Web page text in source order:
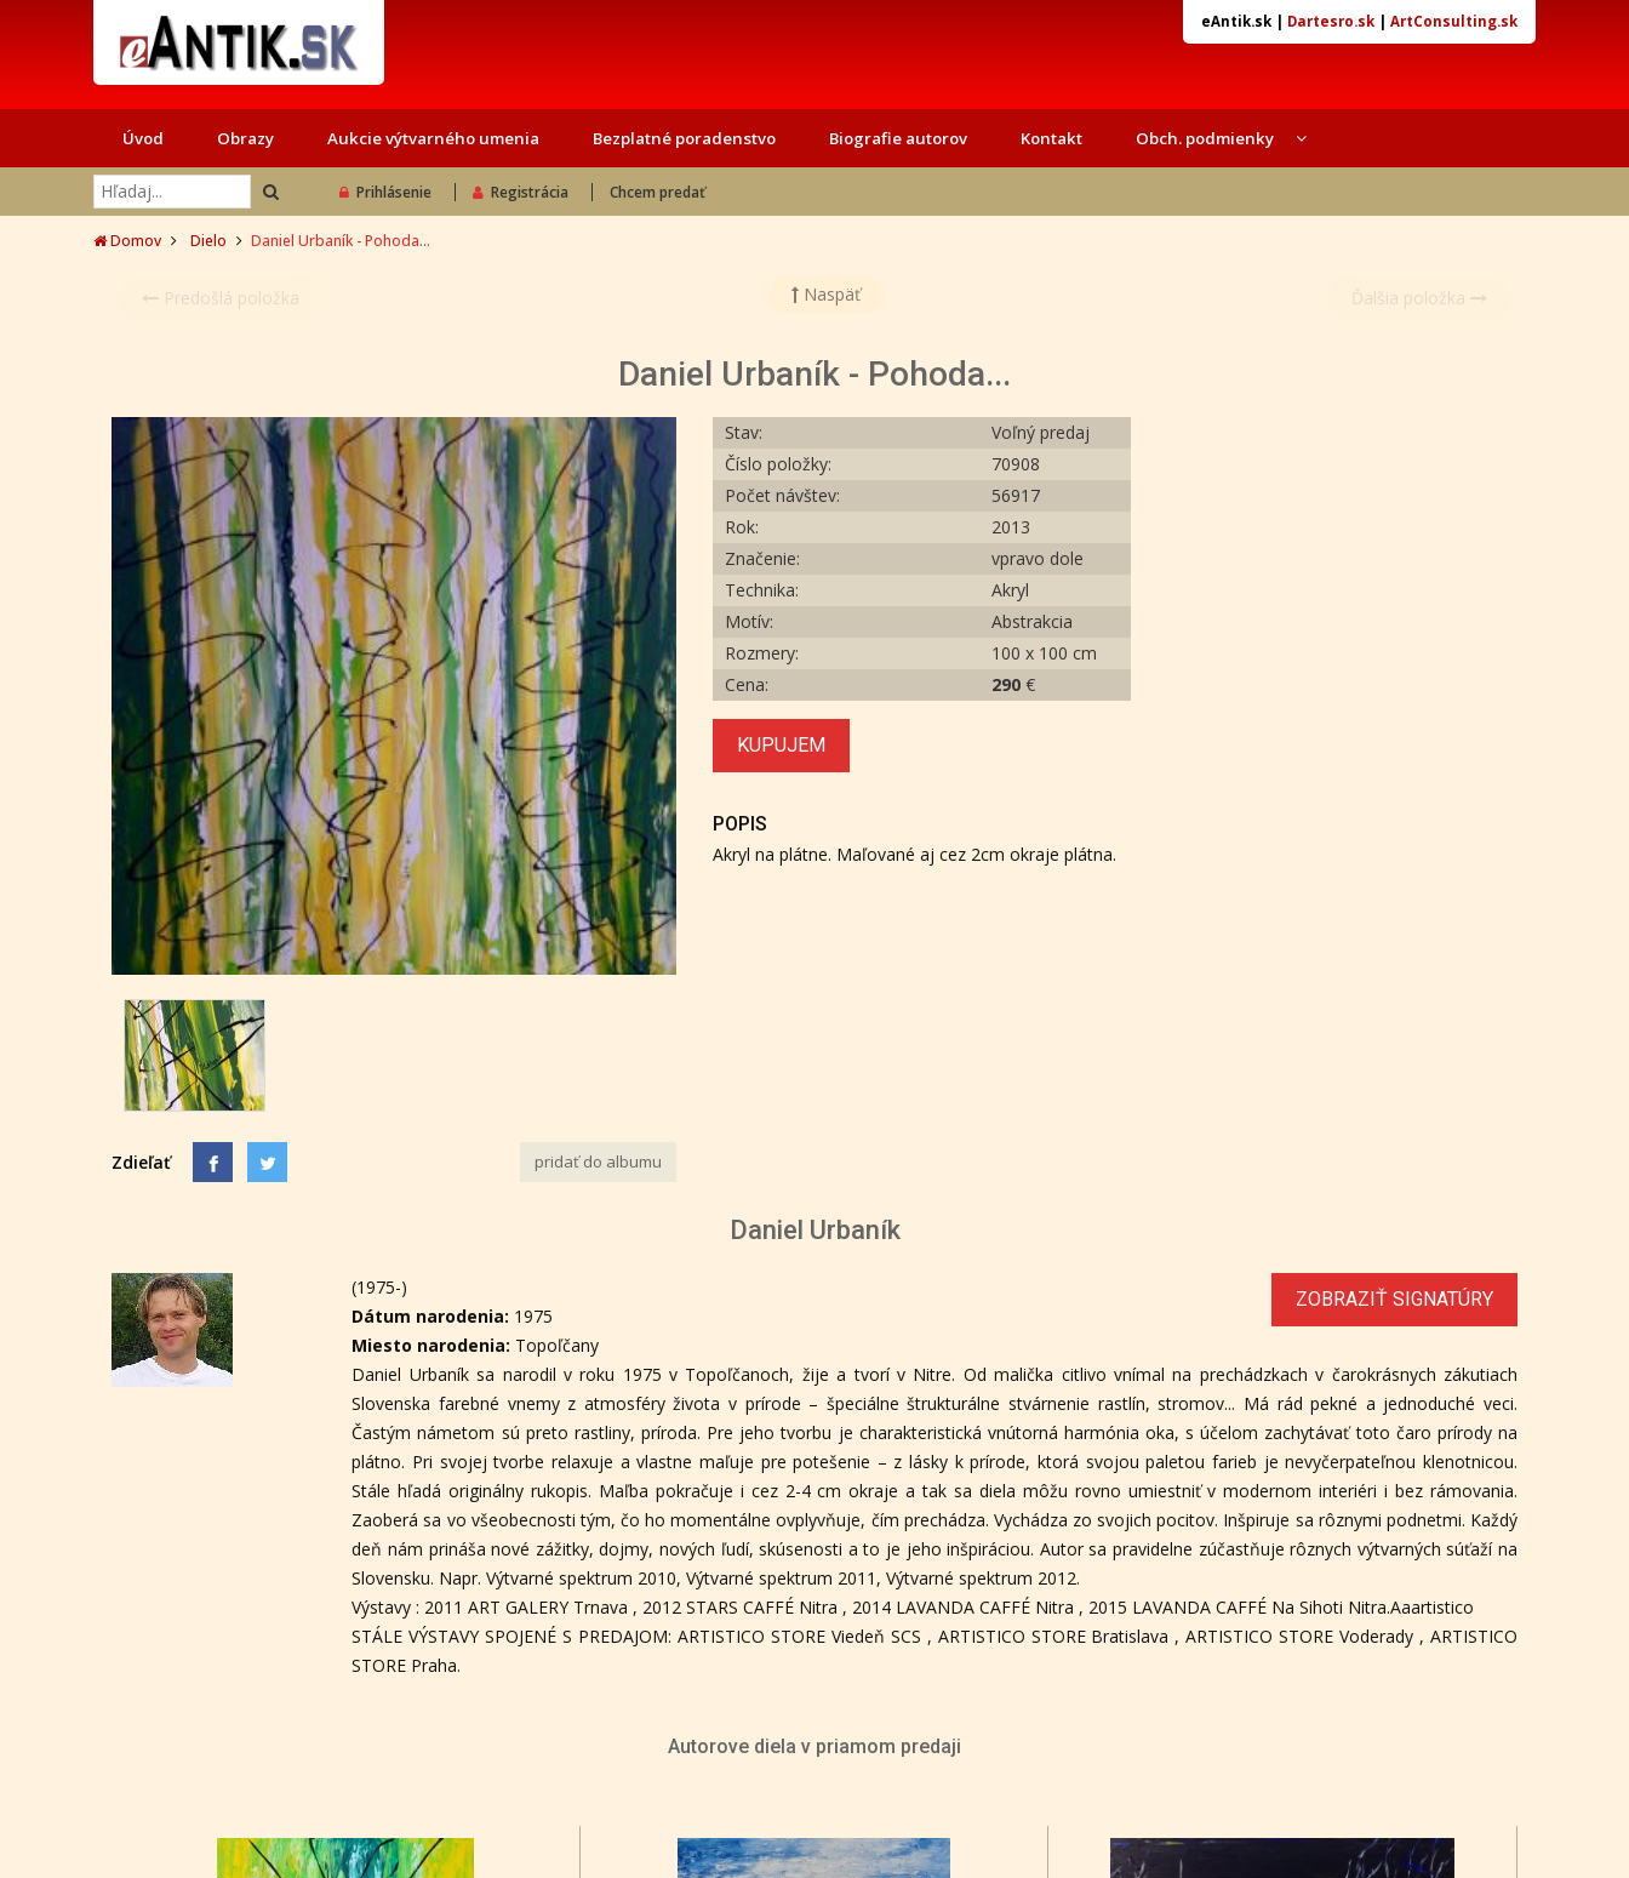
eAntik.sk| Dartesro.sk| ArtConsulting.sk
Úvod Obrazy Aukcie výtvarného umenia Bezplatné poradenstvo Biografie autorov Kontakt Obch. podmienky
Prihlásenie Registrácia Chcem predať
Domov Dielo Daniel Urbaník - Pohoda...
Predošlá položka Naspäť Ďalšia položka
Daniel Urbaník - Pohoda...
Zdieľať pridať do albumu
Stav:
Voľný predaj
Číslo položky:
70908
Počet návštev:
56917
Rok:
2013
Značenie:
vpravo dole
Technika:
Akryl
Motív:
Abstrakcia
Rozmery:
100 x 100 cm
Cena:
290 €
KUPUJEM
POPIS
Akryl na plátne. Maľované aj cez 2cm okraje plátna.
Daniel Urbaník
ZOBRAZIŤ SIGNATÚRY
(1975-)
Dátum narodenia: 1975
Miesto narodenia: Topoľčany
Daniel Urbaník sa narodil v roku 1975 v Topoľčanoch, žije a tvorí v Nitre. Od malička citlivo vnímal na prechádzkach v čarokrásnych zákutiach
Slovenska farebné vnemy z atmosféry života v prírode – špeciálne štrukturálne stvárnenie rastlín, stromov... Má rád pekné a jednoduché veci.
Častým námetom sú preto rastliny, príroda. Pre jeho tvorbu je charakteristická vnútorná harmónia oka, s účelom zachytávať toto čaro prírody na
plátno. Pri svojej tvorbe relaxuje a vlastne maľuje pre potešenie – z lásky k prírode, ktorá svojou paletou farieb je nevyčerpateľnou klenotnicou.
Stále hľadá originálny rukopis. Maľba pokračuje i cez 2-4 cm okraje a tak sa diela môžu rovno umiestniť v modernom interiéri i bez rámovania.
Zaoberá sa vo všeobecnosti tým, čo ho momentálne ovplyvňuje, čím prechádza. Vychádza zo svojich pocitov. Inšpiruje sa rôznymi podnetmi. Každý
deň nám prináša nové zážitky, dojmy, nových ľudí, skúsenosti a to je jeho inšpiráciou. Autor sa pravidelne zúčastňuje rôznych výtvarných súťaží na
Slovensku. Napr. Výtvarné spektrum 2010, Výtvarné spektrum 2011, Výtvarné spektrum 2012.
Výstavy : 2011 ART GALERY Trnava , 2012 STARS CAFFÉ Nitra , 2014 LAVANDA CAFFÉ Nitra , 2015 LAVANDA CAFFÉ Na Sihoti Nitra.Aaartistico
STÁLE VÝSTAVY SPOJENÉ S PREDAJOM: ARTISTICO STORE Viedeň SCS , ARTISTICO STORE Bratislava , ARTISTICO STORE Voderady , ARTISTICO
STORE Praha.
Autorove diela v priamom predaji